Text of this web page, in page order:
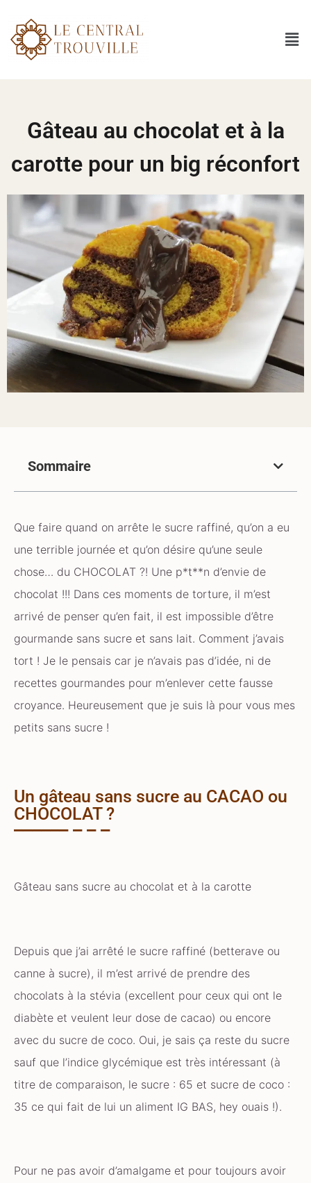
Gâteau au chocolat et à la
carotte pour un big réconfort
Sommaire
Que faire quand on arrête le sucre raffiné, qu’on a eu
une terrible journée et qu’on désire qu’une seule
chose… du CHOCOLAT ?! Une p*t**n d’envie de
chocolat !!! Dans ces moments de torture, il m’est
arrivé de penser qu’en fait, il est impossible d’être
gourmande sans sucre et sans lait. Comment j’avais
tort ! Je le pensais car je n’avais pas d’idée, ni de
recettes gourmandes pour m’enlever cette fausse
croyance. Heureusement que je suis là pour vous mes
petits sans sucre !
Un gâteau sans sucre au CACAO ou
CHOCOLAT ?
Gâteau sans sucre au chocolat et à la carotte
Depuis que j’ai arrêté le sucre raffiné (betterave ou
canne à sucre), il m’est arrivé de prendre des
chocolats à la stévia (excellent pour ceux qui ont le
diabète et veulent leur dose de cacao) ou encore
avec du sucre de coco. Oui, je sais ça reste du sucre
sauf que l’indice glycémique est très intéressant (à
titre de comparaison, le sucre : 65 et sucre de coco :
35 ce qui fait de lui un aliment IG BAS, hey ouais !).
Pour ne pas avoir d’amalgame et pour toujours avoir